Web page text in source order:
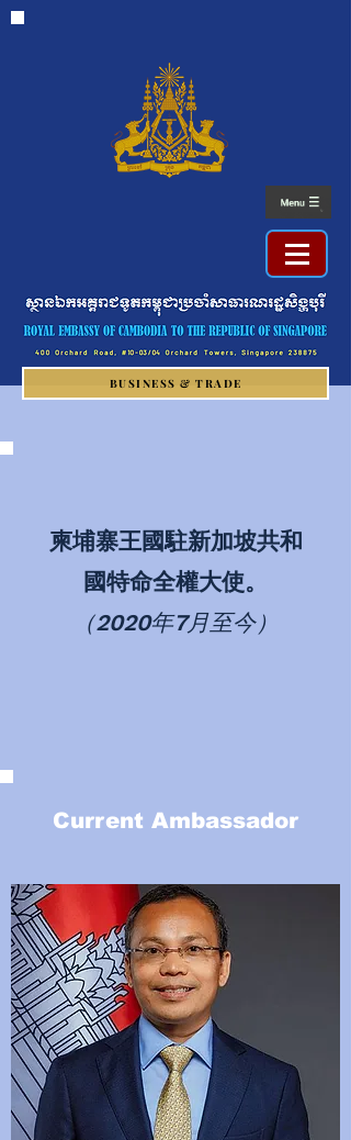
BUSINESS & TRADE
柬埔寨王國駐新加坡共和
國特命全權大使。
（2020年7月至今）
Current Ambassador